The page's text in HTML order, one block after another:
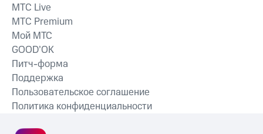
MTС Live
MTС Premium
Мой МТС
GOOD’OK
Питч-форма
Поддержка
Пользовательское соглашение
Политика конфиденциальности